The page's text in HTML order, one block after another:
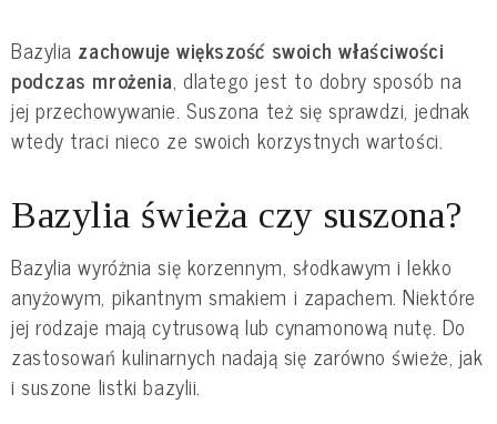
Bazylia zachowuje większość swoich właściwości
podczas mrożenia, dlatego jest to dobry sposób na
jej przechowywanie. Suszona też się sprawdzi, jednak
wtedy traci nieco ze swoich korzystnych wartości.
Bazylia świeża czy suszona?
Bazylia wyróżnia się korzennym, słodkawym i lekko
anyżowym, pikantnym smakiem i zapachem. Niektóre
jej rodzaje mają cytrusową lub cynamonową nutę. Do
zastosowań kulinarnych nadają się zarówno świeże, jak
i suszone listki bazylii.